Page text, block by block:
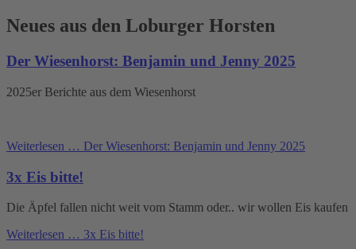
Neues aus den Loburger Horsten
Der Wiesenhorst: Benjamin und Jenny 2025
2025er Berichte aus dem Wiesenhorst
Weiterlesen … Der Wiesenhorst: Benjamin und Jenny 2025
3x Eis bitte!
Die Äpfel fallen nicht weit vom Stamm oder.. wir wollen Eis kaufen
Weiterlesen … 3x Eis bitte!